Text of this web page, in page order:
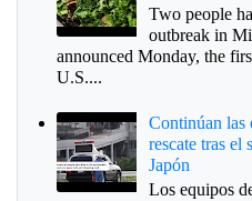
Two people
outbreak in
announced Monday, the
U.S....
Continúan las
rescate tras el
Japón
Los equipos